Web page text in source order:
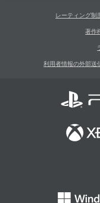
レーティング制
著作
利用者情報の外部送